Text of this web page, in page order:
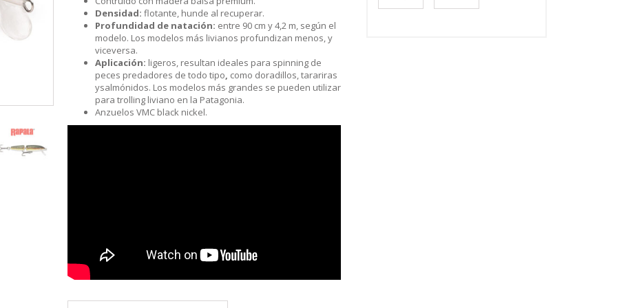
Y BOLSOS NTK
RAPALA
RELIX
PRO
Densidad: flotante, hunde al recuperar.
Profundidad de natación: entre 90 cm y 4,2 m, según el
modelo. Los modelos más livianos profundizan menos, y
viceversa.
Aplicación: ligeros, resultan ideales para spinning de
peces predadores de todo tipo, como doradillos, tarariras
ysalmónidos. Los modelos más grandes se pueden utilizar
para trolling liviano en la Patagonia.
Anzuelos VMC black nickel.